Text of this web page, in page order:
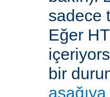
sadece
Eğer
bir
aşağıya